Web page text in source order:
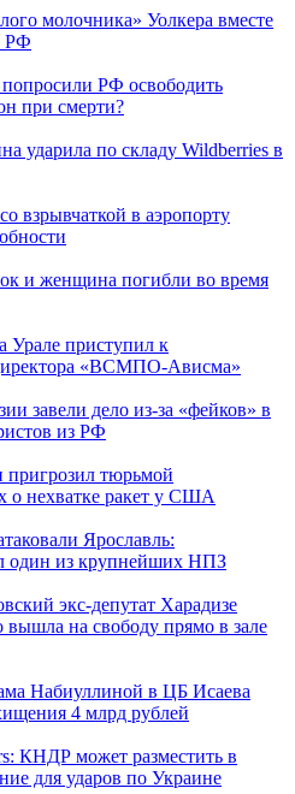
молочника» Уолкера вместе
РФ
РФ освободить
при смерти?
ударила по складу Wildberries в
взрывчаткой в аэропорту
и женщина погибли во время
Урале приступил к
«ВСМПО-Ависма»
завели дело из-за «фейков» в
из РФ
пригрозил тюрьмой
о нехватке ракет у США
Ярославль:
один из крупнейших НПЗ
экс-депутат Харадизе
на свободу прямо в зале
Набиуллиной в ЦБ Исаева
4 млрд рублей
КНДР может разместить в
для ударов по Украине